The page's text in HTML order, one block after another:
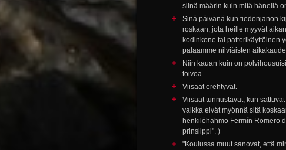
siinä määrin kuin mitä hänellä
Sinä päivänä kun tiedonjanon
roskaan, jota heille myyvät
kodinkone tai patterikäyttöinen
palaamme nilviäisten
Niin kauan kuin on
toivoa.
Viisaat erehtyvät.
Viisaat tunnustavat, kun
vaikka eivät myönnä sitä
henkilöhahmo Fermín Romero
prinsiippi". )
"Koulussa muut sanovat, että